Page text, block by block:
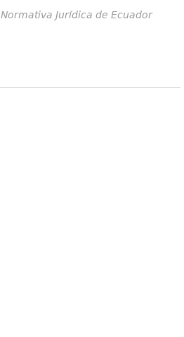
Normativa Jurídica de Ecuador